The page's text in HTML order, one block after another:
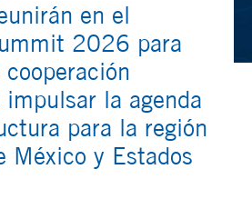
en el
2026 para
la agenda
para la región
México y Estados